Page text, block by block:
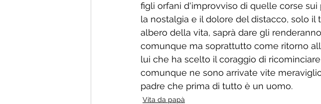
figli orfani d'improvviso di quelle corse
la nostalgia e il dolore del distacco, solo
albero della vita, saprà dare gli
comunque ma soprattutto come ritorno
lui che ha scelto il coraggio di
comunque ne sono arrivate vite
padre che prima di tutto è un uomo.
Vita da papà